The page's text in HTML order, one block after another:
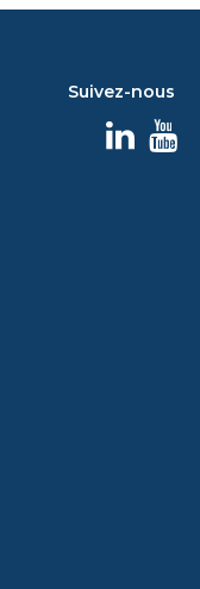
Suivez-nous